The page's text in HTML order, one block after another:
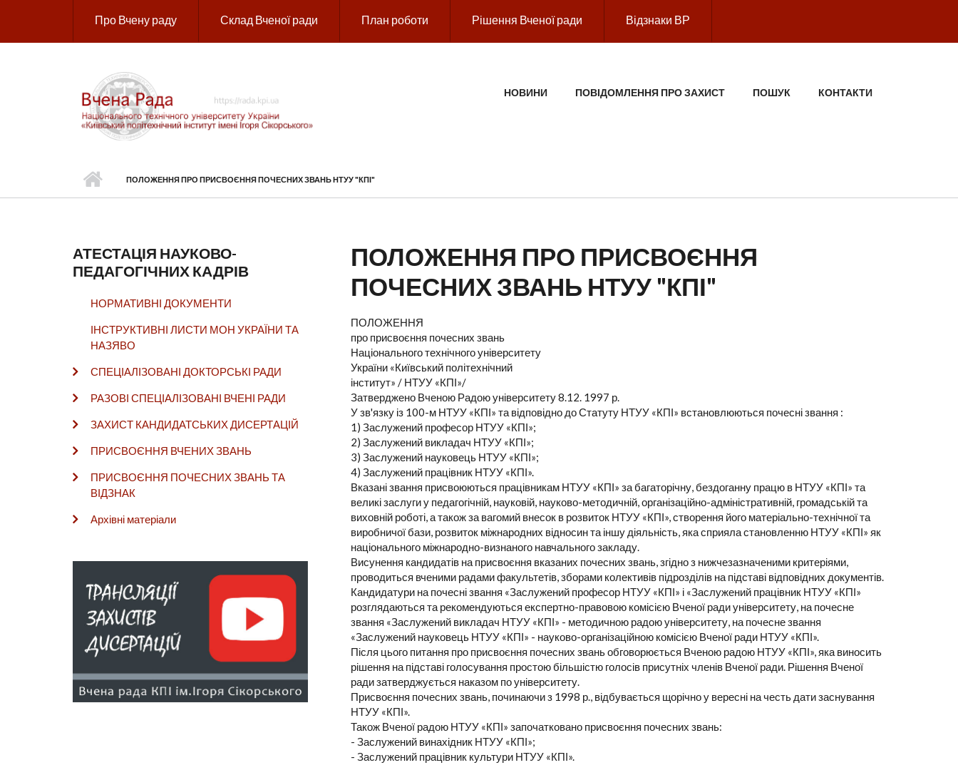
Про Вчену раду Склад Вченої ради План роботи Рішення Вченої ради Відзнаки ВР
ГОЛОВНЕ МЕНЮНОВИНИ ПОВІДОМЛЕННЯ ПРО ЗАХИСТ ПОШУК КОНТАКТИ
ПОЛОЖЕННЯ ПРО ПРИСВОЄННЯ ПОЧЕСНИХ ЗВАНЬ НТУУ "КПІ"
АТЕСТАЦІЯ НАУКОВО-
ПЕДАГОГІЧНИХ КАДРІВ
НОРМАТИВНІ ДОКУМЕНТИ
ІНСТРУКТИВНІ ЛИСТИ МОН УКРАЇНИ ТА
НАЗЯВО
СПЕЦІАЛІЗОВАНІ ДОКТОРСЬКІ РАДИ
РАЗОВІ СПЕЦІАЛІЗОВАНІ ВЧЕНІ РАДИ
ЗАХИСТ КАНДИДАТСЬКИХ ДИСЕРТАЦІЙ
ПРИСВОЄННЯ ВЧЕНИХ ЗВАНЬ
ПРИСВОЄННЯ ПОЧЕСНИХ ЗВАНЬ ТА
ВІДЗНАК
Архівні матеріали
ПОЛОЖЕННЯ ПРО ПРИСВОЄННЯ
ПОЧЕСНИХ ЗВАНЬ НТУУ "КПІ"
ПОЛОЖЕННЯ
про присвоєння почесних звань
Національного технічного університету
України «Київський політехнічний
інститут» / НТУУ «КПІ»/
Затверджено Вченою Радою університету 8.12. 1997 р.
У зв'язку із 100-м НТУУ «КПІ» та відповідно до Статуту НТУУ «КПІ» встановлюються почесні звання :
1) Заслужений професор НТУУ «КПІ»;
2) Заслужений викладач НТУУ «КПІ»;
3) Заслужений науковець НТУУ «КПІ»;
4) Заслужений працівник НТУУ «КПІ».
Вказані звання присвоюються працівникам НТУУ «КПІ» за багаторічну, бездоганну працю в НТУУ «КПІ» та
великі заслуги у педагогічній, науковій, науково-методичній, організаційно-адміністративній, громадській та
виховній роботі, а також за вагомий внесок в розвиток НТУУ «КПІ», створення його матеріально-технічної та
виробничої бази, розвиток міжнародних відносин та іншу діяльність, яка сприяла становленню НТУУ «КПІ» як
національного міжнародно-визнаного навчального закладу.
Висунення кандидатів на присвоєння вказаних почесних звань, згідно з нижчезазначеними критеріями,
проводиться вченими радами факультетів, зборами колективів підрозділів на підставі відповідних документів.
Кандидатури на почесні звання «Заслужений професор НТУУ «КПІ» і «Заслужений працівник НТУУ «КПІ»
розглядаються та рекомендуються експертно-правовою комісією Вченої ради університету, на почесне
звання «Заслужений викладач НТУУ «КПІ» - методичною радою університету, на почесне звання
«Заслужений науковець НТУУ «КПІ» - науково-організаційною комісією Вченої ради НТУУ «КПІ».
Після цього питання про присвоєння почесних звань обговорюється Вченою радою НТУУ «КПІ», яка виносить
рішення на підставі голосування простою більшістю голосів присутніх членів Вченої ради. Рішення Вченої
ради затверджується наказом по університету.
Присвоєння почесних звань, починаючи з 1998 р., відбувається щорічно у вересні на честь дати заснування
НТУУ «КПІ».
Також Вченої радою НТУУ «КПІ» започатковано присвоєння почесних звань:
- Заслужений винахідник НТУУ «КПІ»;
- Заслужений працівник культури НТУУ «КПІ».